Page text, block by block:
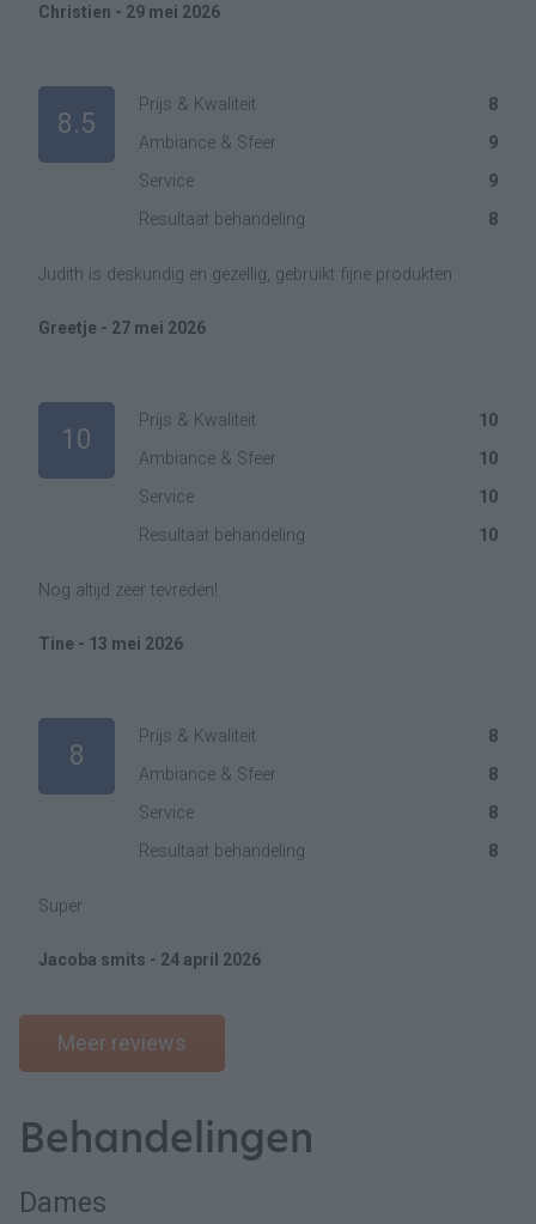
Christien - 29 mei 2026
8.5
Prijs & Kwaliteit
8
Ambiance & Sfeer
9
Service
9
Resultaat behandeling
8
Judith is deskundig en gezellig, gebruikt fijne produkten
Greetje - 27 mei 2026
10
Prijs & Kwaliteit
10
Ambiance & Sfeer
10
Service
10
Resultaat behandeling
10
Nog altijd zeer tevreden!
Tine - 13 mei 2026
8
Prijs & Kwaliteit
8
Ambiance & Sfeer
8
Service
8
Resultaat behandeling
8
Super
Jacoba smits - 24 april 2026
Meer reviews
Behandelingen
Dames